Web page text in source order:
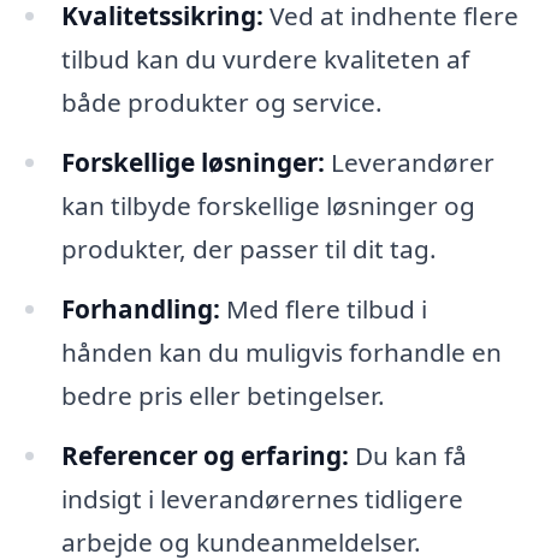
Kvalitetssikring: Ved at indhente flere
tilbud kan du vurdere kvaliteten af
både produkter og service.
Forskellige løsninger: Leverandører
kan tilbyde forskellige løsninger og
produkter, der passer til dit tag.
Forhandling: Med flere tilbud i
hånden kan du muligvis forhandle en
bedre pris eller betingelser.
Referencer og erfaring: Du kan få
indsigt i leverandørernes tidligere
arbejde og kundeanmeldelser.